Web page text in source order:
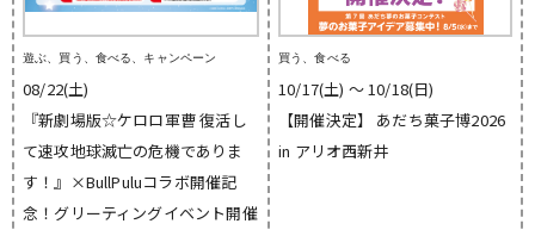
遊ぶ、買う、食べる、キャンペーン
08/22(土)
『新劇場版☆ケロロ軍曹 復活し
て速攻地球滅亡の危機でありま
す！』×BullPuluコラボ開催記
念！グリーティングイベント開催
買う、食べる
10/17(土) 〜 10/18(日)
【開催決定】 あだち菓子博2026
in アリオ西新井